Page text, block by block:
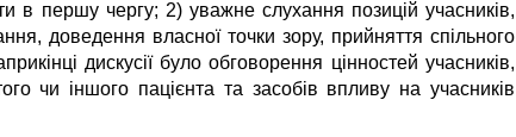
в першу чергу; 2) уважне слухання позицій учасників,
доведення власної точки зору, прийняття спільного
дискусії було обговорення цінностей учасників,
чи іншого пацієнта та засобів впливу на учасників